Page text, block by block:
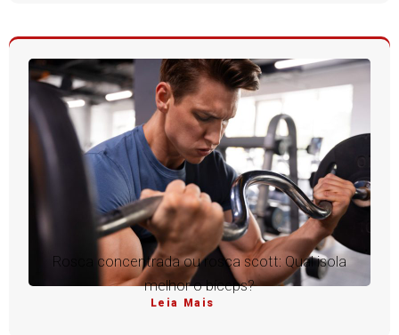
Rosca concentrada ou rosca scott: Qual isola
melhor o bíceps?
Leia Mais